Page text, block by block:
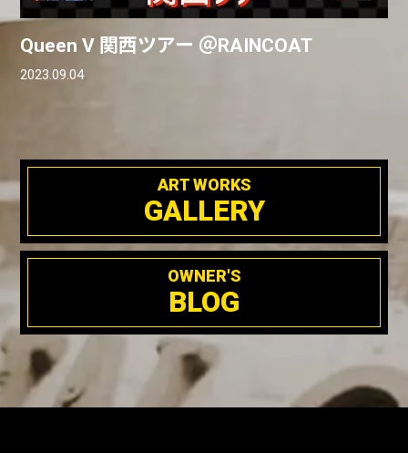
Queen V 関西ツアー ＠RAINCOAT
2023.09.04
ART WORKS
GALLERY
OWNER'S
BLOG